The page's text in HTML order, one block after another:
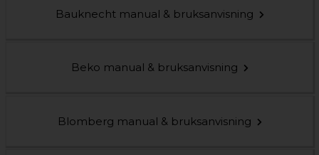
Bauknecht manual & bruksanvisning
Beko manual & bruksanvisning
Blomberg manual & bruksanvisning